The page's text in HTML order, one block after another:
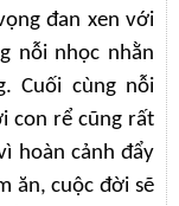
đan xen với
nỗi nhọc nhằn
Cuối cùng nỗi
con rể cũng rất
hoàn cảnh đẩy
ăn, cuộc đời sẽ